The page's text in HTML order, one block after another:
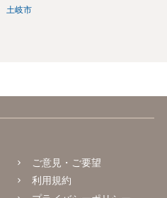
土岐市
ご意見・ご要望
利用規約